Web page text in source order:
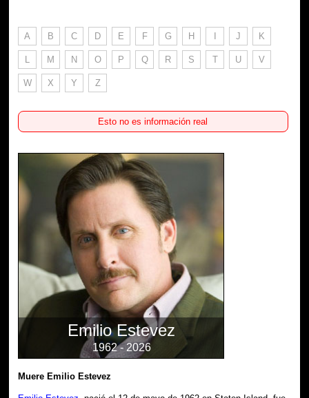
A B C D E F G H I J K
L M N O P Q R S T U V
W X Y Z
Esto no es información real
Emilio Estevez
1962 - 2026
Muere Emilio Estevez